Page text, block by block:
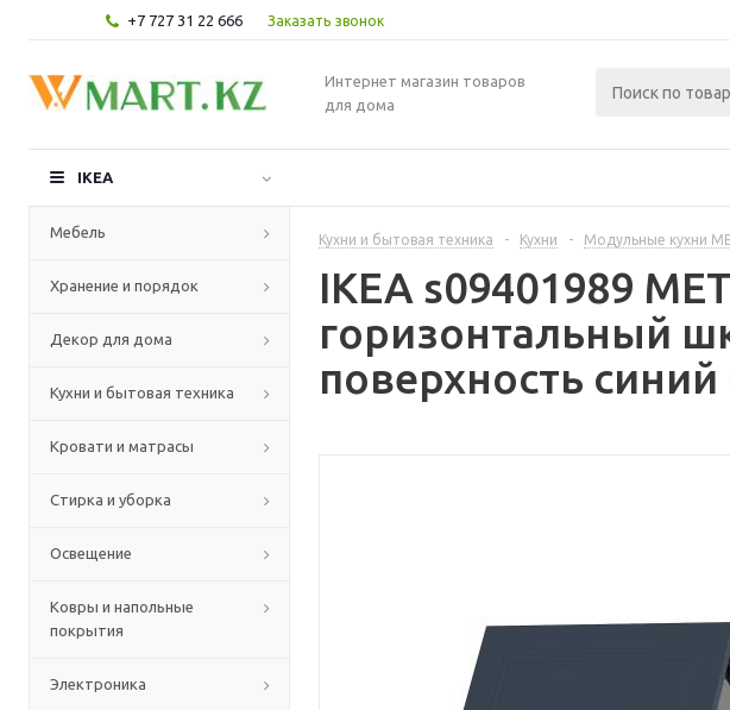
+7 727 31 22 666 Заказать звонок
Интернет магазин товаров
для дома
IKEA
Мебель
Хранение и порядок
Декор для дома
Кухни и бытовая техника
Кровати и матрасы
Стирка и уборка
Освещение
Ковры и напольные
покрытия
Электроника
Кухни и бытовая техника - Кухни - Модульные кухни
IKEA s09401989
горизонтальный
поверхность синий